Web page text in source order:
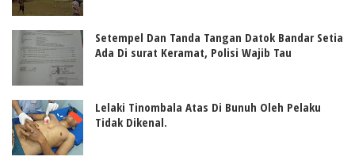
Setempel Dan Tanda Tangan Datok Bandar Setia
Ada Di surat Keramat, Polisi Wajib Tau
Lelaki Tinombala Atas Di Bunuh Oleh Pelaku
Tidak Dikenal.